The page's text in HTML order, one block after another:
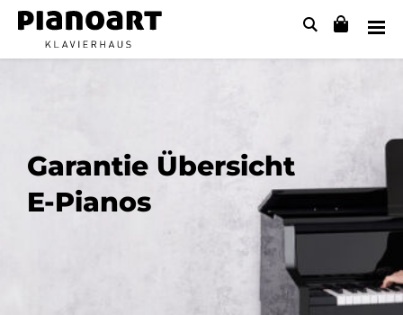
Garantie Übersicht
E-Pianos